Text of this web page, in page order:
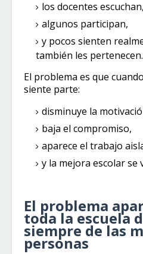
los docentes escuchan,
algunos participan,
y pocos sienten
también les pertenecen.
El problema es que
siente parte:
disminuye la
baja el compromiso,
aparece el trabajo
y la mejora escolar se
El problema
toda la escuela
siempre de las
personas